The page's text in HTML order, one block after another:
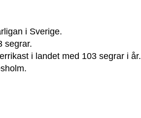
i Sverige.
segrar.
i landet med 103 segrar i år.